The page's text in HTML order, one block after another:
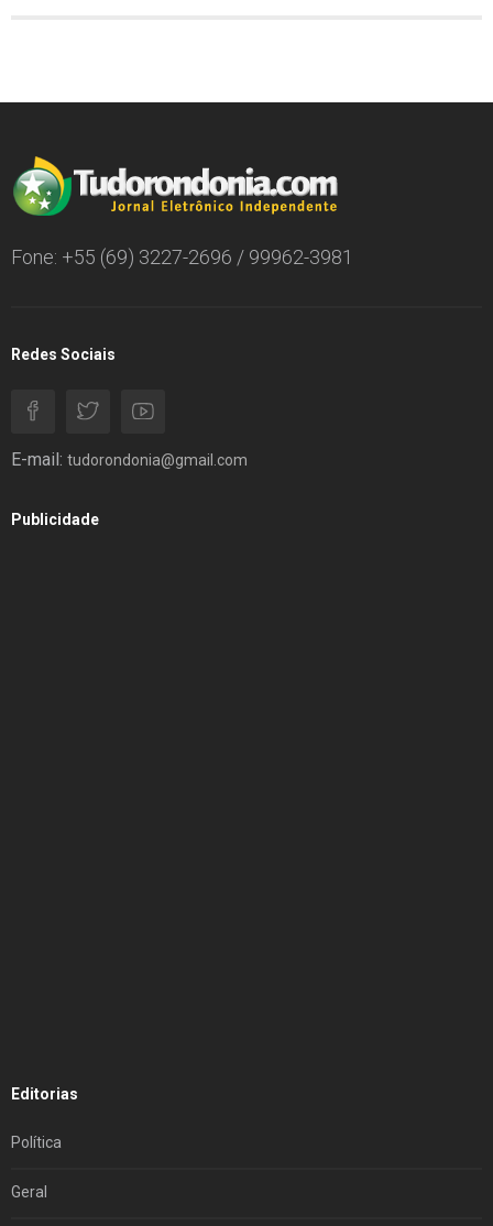
Fone: +55 (69) 3227-2696 / 99962-3981
Redes Sociais
E-mail: tudorondonia@gmail.com
Publicidade
Editorias
Política
Geral